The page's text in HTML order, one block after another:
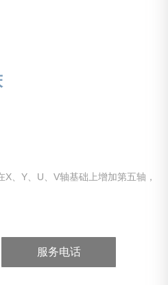
、Y、U、V轴基础上增加第五轴，
服务电话